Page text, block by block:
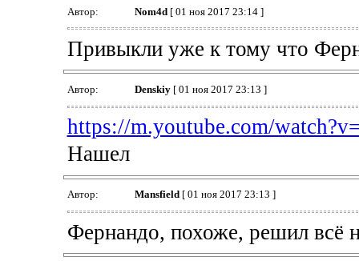
Автор: Nom4d[ 01 ноя 2017 23:14 ]
Привыкли уже к тому что
Автор: Denskiy[ 01 ноя 2017 23:13 ]
https://m.youtube.com/
Нашел
Автор: Mansfield[ 01 ноя 2017 23:13 ]
Фернандо, похоже, решил всё